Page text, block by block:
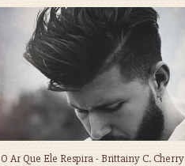
O Ar Que Ele Respira - Brittainy C. Cherry